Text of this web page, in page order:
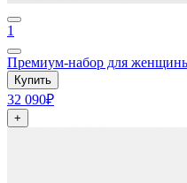
1
Премиум-набор для
Купить
32 090₽
+